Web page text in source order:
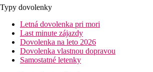
Raňajky, obed a večera formou bufetu.
Športová ponuka
Zadarmo:vonkajší bazén, jacuzzi,
Za poplatok:
Typy dovolenky
Letná dovolenka pri mori
Last minute zájazdy
Dovolenka na leto 2026
Dovolenka vlastnou dopravou
Samostatné letenky